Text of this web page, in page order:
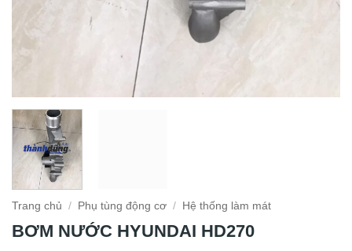
Trang chủ / Phụ tùng động cơ / Hệ thống làm mát
BƠM NƯỚC HYUNDAI HD270